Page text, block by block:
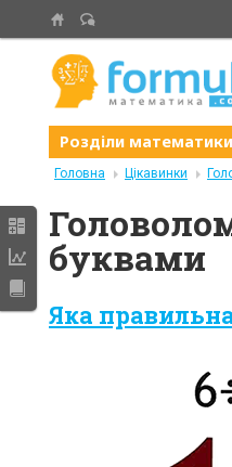
Розділи математики
Головна Цікавинки
буквами
Яка